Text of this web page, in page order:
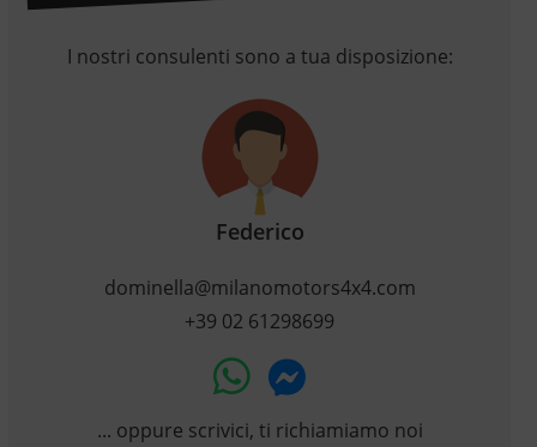
I nostri consulenti sono a tua disposizione:
Federico
dominella@milanomotors4x4.com
+39 02 61298699
... oppure scrivici, ti richiamiamo noi